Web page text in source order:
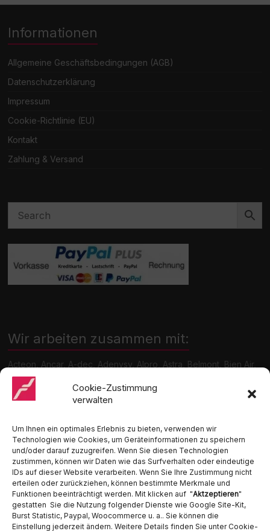
Cookie-Zustimmung
verwalten
Um Ihnen ein optimales Erlebnis zu bieten, verwenden wir
Technologien wie Cookies, um Geräteinformationen zu speichern
und/oder darauf zuzugreifen. Wenn Sie diesen Technologien
zustimmen, können wir Daten wie das Surfverhalten oder eindeutige
IDs auf dieser Website verarbeiten. Wenn Sie Ihre Zustimmung nicht
erteilen oder zurückziehen, können bestimmte Merkmale und
Funktionen beeinträchtigt werden. Mit klicken auf "Aktzeptieren"
gestatten Sie die Nutzung folgender Dienste wie Google Site-Kit,
Burst Statistic, Paypal, Woocommerce u. a.. Sie können die
Einstellung jederzeit ändern. Weitere Details finden Sie unter Cookie-
Informationen
Allgemeine Geschäftsbedingungen (AGB)
Datenschutzerklärung
Impressum
Cookie-Richtlinie (EU)
Kontakt
Zahlung & Versand
Wir arbeiten zusammen mit:
Acteon, Ancar, A-dec, Adenysy, Alpro, Astra, Belmont, Bien Air,
Cattani, Chirana, DCI, Dürr, ETI, Euronda, Faro, Gcomm, KaVo,
Medentex, Melag, Midmark, Metasys, MK-Dent, NSK, Ophardt
Hygiene, Ritter, Satelec, Scican, TKD, Velopex, u.v.m
Ambident GmbH
Dental Geräte Handel und Service